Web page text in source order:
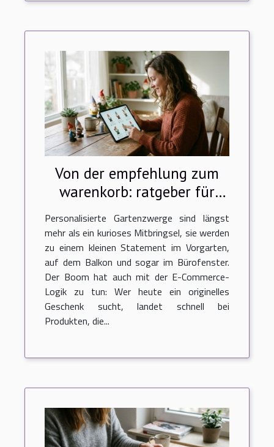
Von der empfehlung zum
warenkorb: ratgeber für
personalisierte
gartenzwerge im online-
shop
Personalisierte Gartenzwerge sind längst
mehr als ein kurioses Mitbringsel, sie werden
zu einem kleinen Statement im Vorgarten,
auf dem Balkon und sogar im Bürofenster.
Der Boom hat auch mit der E-Commerce-
Logik zu tun: Wer heute ein originelles
Geschenk sucht, landet schnell bei
Produkten, die...